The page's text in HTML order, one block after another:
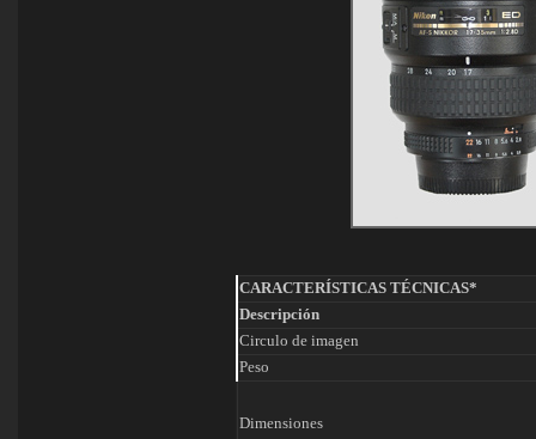
CARACTERÍSTICAS TÉCNICAS*
Descripción
Circulo de imagen
Peso
Dimensiones